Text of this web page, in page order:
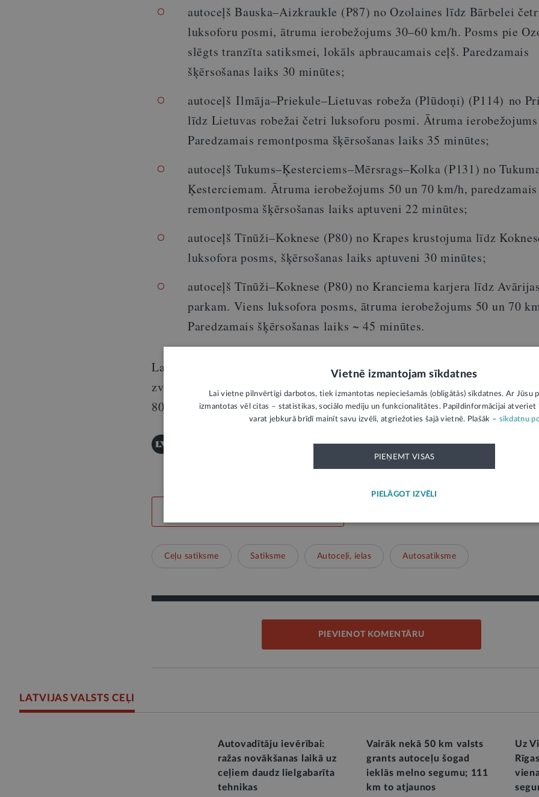
autoceļš Bauska–Aizkraukle (P87) no Ozolaines līdz Bārbelei
luksoforu posmi, ātruma ierobežojums 30–60 km/h. Posms pie
slēgts tranzīta satiksmei, lokāls apbraucamais ceļš. Paredzamais
šķērsošanas laiks 30 minūtes;
autoceļš Ilmāja–Priekule–Lietuvas robeža (Plūdoņi) (P114) no
līdz Lietuvas robežai četri luksoforu posmi. Ātruma
Paredzamais remontposma šķērsošanas laiks 35 minūtes;
autoceļš Tukums–Ķesterciems–Mērsrags–Kolka (P131) no
Ķesterciemam. Ātruma ierobežojums 50 un 70 km/h, paredzamais
remontposma šķērsošanas laiks aptuveni 22 minūtes;
autoceļš Tīnūži–Koknese (P80) no Krapes krustojuma līdz
luksofora posms, šķērsošanas laiks aptuveni 30 minūtes;
autoceļš Tīnūži–Koknese (P80) no Kranciema karjera līdz
parkam. Viens luksofora posms, ātruma ierobežojums 50 un 70
Paredzamais šķērsošanas laiks ~ 45 minūtes.
Lai iegūtu vai nodotu informāciju par notiekošo uz valsts autoceļiem,
zvanīt uz VSIA
Latvijas Valsts ceļi
diennakts informatīvo bezmaksas
80005555.
Šī informācija ir publisks paziņojums un neatspoguļo LV portāla viedokli. Par tās saturu atbild
Ceļu satiksme Satiksme Autoceļi, ielas Autosatiksme
PIEVIENOT KOMENTĀRU
LATVIJAS VALSTS CEĻI
Autovadītāju ievērībai:
ražas novākšanas laikā uz
ceļiem daudz lielgabarīta
tehnikas
Vairāk nekā 50 km valsts
grants autoceļu šogad
ieklās melno segumu; 111
km to atjaunos
Uz
Vietnē izmantojam sīkdatnes
Lai vietne pilnvērtīgi darbotos, tiek izmantotas nepieciešamās (obligātās) sīkdatnes. Ar Jūsu
izmantotas vēl citas – statistikas, sociālo mediju un funkcionalitātes. Papildinformācijai atveriet
varat jebkurā brīdī mainīt savu izvēli, atgriežoties šajā vietnē. Plašāk – sīkdatņu
PIEŅEMT VISAS
PIELĀGOT IZVĒLI